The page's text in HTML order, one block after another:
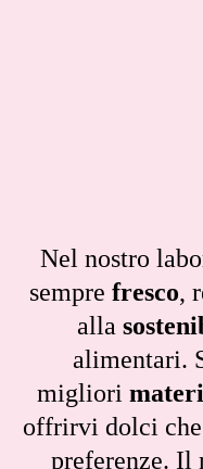
Nel nostro
sempre fresco,
alla
alimentari.
migliori
offrirvi dolci
preferenze. Il